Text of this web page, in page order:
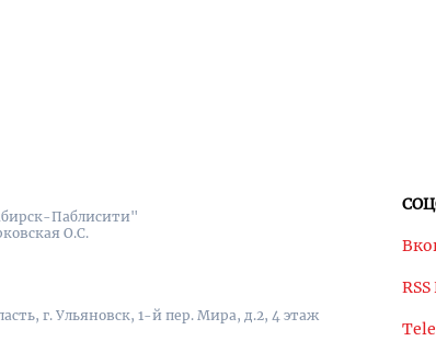
Паблисити"
О.С.
г. Ульяновск, 1-й пер. Мира, д.2, 4 этаж